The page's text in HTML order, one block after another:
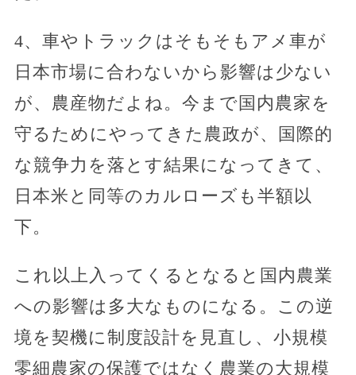
4、車やトラックはそもそもアメ車が
日本市場に合わないから影響は少ない
が、農産物だよね。今まで国内農家を
守るためにやってきた農政が、国際的
な競争力を落とす結果になってきて、
日本米と同等のカルローズも半額以
下。
これ以上入ってくるとなると国内農業
への影響は多大なものになる。この逆
境を契機に制度設計を見直し、小規模
零細農家の保護ではなく農業の大規模